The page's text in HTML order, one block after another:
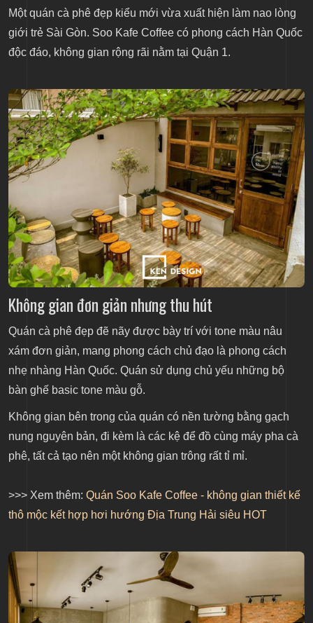
Menu không hề nhàm chán
5. KOHI Cafe
Thông tin về KOHI Cafe
KOHI Cafe - mang cafe phong cách Nhật Bản về
Việt Nam
Sự đồng bộ trong thiết kế của chuỗi 3 cơ sở KOHI
6. Thinker & Dreamer Cafe
Giới thiệu về Thinker&dreamer Cafe
Thiết kế đặc biệt của Thinker&dreamer Cafe
Thinker&dreamer Cafe và tuyệt chiêu lấy lòng
khách hàng
Bâng Khuâng nằm ở con phố đông đúc ngay trung
tâm Quận 1, ngồi tại quán bạn có thể phóng tầm
mắt ngó thấy một hàng me xanh mướt bên dưới.
Thông tin về Bâng Khuâng cafe
Các thiết kế của Bâng Khuâng Cafe
8. Allure Coffee
Phong cách thiết kế hiện đại và thô mộc
Mary Jane’s The Bar có chiếc view siêu đỉnh
Mary Jane’s The Bar có thiết kế basic nhưng “tiện”
Mộtquán cà phê đẹp kiểu mới vừa xuất hiện làm nao lòng
giới trẻ Sài Gòn. Soo Kafe Coffee có phong cách Hàn Quốc
độc đáo, không gian rộng rãi nằm tại Quận 1.
Không gian đơn giản nhưng thu hút
Quán cà phê đẹp đẽ nãy được bày trí với tone màu nâu
xám đơn giản, mang phong cách chủ đạo là phong cách
nhẹ nhàng Hàn Quốc. Quán sử dụng chủ yếu những bộ
bàn ghế basic tone màu gỗ.
Không gian bên trong của quán có nền tường bằng gạch
nung nguyên bản, đi kèm là các kệ để đồ cùng máy pha cà
phê, tất cả tạo nên một không gian trông rất tỉ mỉ.
>>> Xem thêm: Quán Soo Kafe Coffee - không gian thiết kế
thô mộc kết hợp hơi hướng Địa Trung Hải siêu HOT